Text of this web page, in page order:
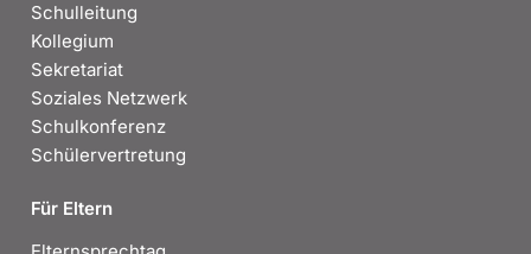
Schulleitung
Kollegium
Sekretariat
Soziales Netzwerk
Schulkonferenz
Schülervertretung
Für Eltern